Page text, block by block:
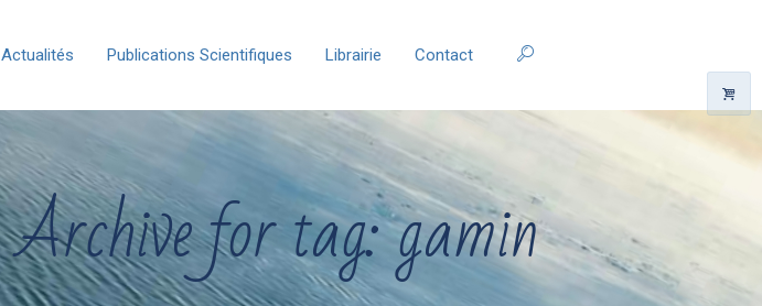
Actualités Publications Scientifiques Librairie Contact
Archive for tag: gamin